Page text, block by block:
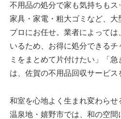
不用品の処分で家も気持ちもス
家具・家電・粗大ゴミなど、
プロにお任せ。業者によって
いるため、お得に処分できる
ミをまとめて片付けたい」「
は、佐賀の不用品回収サービス
和室を心地よく生まれ変わらせ
温泉地・嬉野市では、和の空